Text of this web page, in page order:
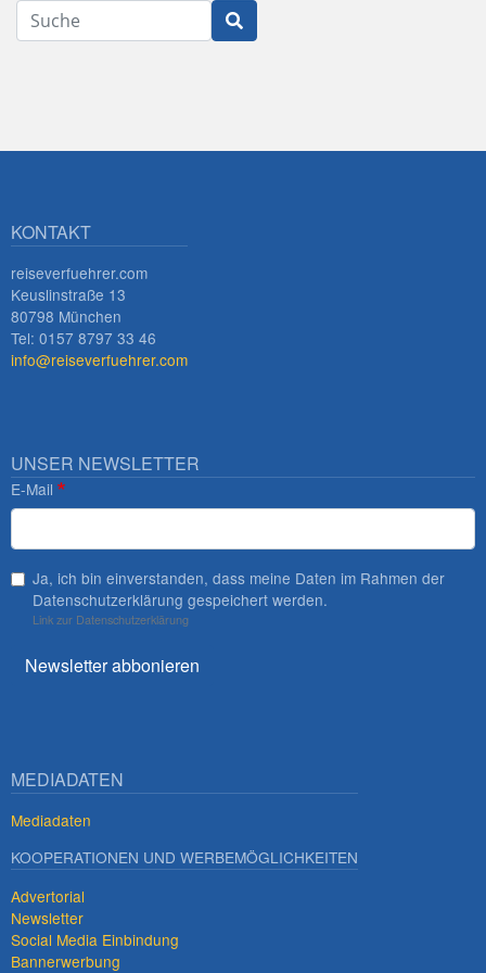
Suche
KONTAKT
reiseverfuehrer.com
Keuslinstraße 13
80798 München
Tel: 0157 8797 33 46
info@reiseverfuehrer.com
UNSER NEWSLETTER
E-Mail
Ja, ich bin einverstanden, dass meine Daten im Rahmen der
Datenschutzerklärung gespeichert werden.
Link zur Datenschutzerklärung
Newsletter abbonieren
MEDIADATEN
Mediadaten
KOOPERATIONEN UND WERBEMÖGLICHKEITEN
Advertorial
Newsletter
Social Media Einbindung
Bannerwerbung